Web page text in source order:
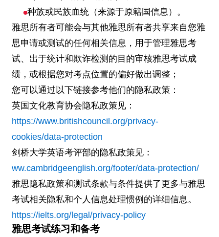
种族或民族血统（来源于原籍国信息）。
雅思所有者可能会与其他雅思所有者共享来自您雅
思申请或测试的任何相关信息，用于管理雅思考
试、出于统计和欺诈检测的目的审核雅思考试成
绩，或根据您对考点位置的偏好做出调整；
您可以通过以下链接参考他们的隐私政策：
英国文化教育协会隐私政策见：
https://www.britishcouncil.org/privacy-
cookies/data-protection
剑桥大学英语考评部的隐私政策见：
ww.cambridgeenglish.org/footer/data-protection/
雅思隐私政策和测试条款与条件提供了更多与雅思
考试相关隐私和个人信息处理惯例的详细信息。
https://ielts.org/legal/privacy-policy
雅思考试练习和备考